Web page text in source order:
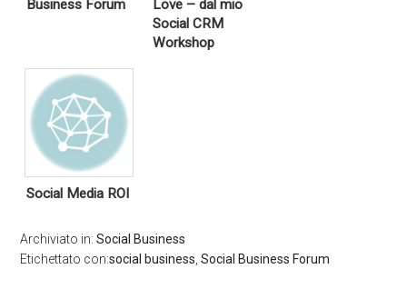
Business Forum
Love – dal mio
Social CRM
Workshop
Social Media ROI
Archiviato in:Social Business
Etichettato con:social business,Social Business Forum